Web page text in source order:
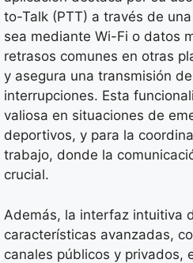
to-Talk (PTT) a través de
sea mediante Wi-Fi o datos
retrasos comunes en otras
y asegura una transmisión
interrupciones. Esta
valiosa en situaciones de
deportivos, y para la
trabajo, donde la
crucial.
Además, la interfaz intuitiva
características avanzadas,
canales públicos y privados,